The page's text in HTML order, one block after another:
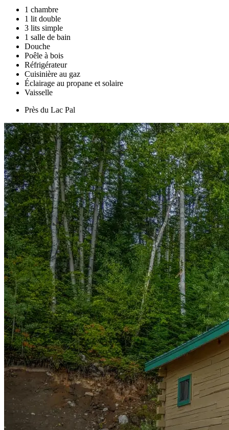
1 chambre
1 lit double
3 lits simple
1 salle de bain
Douche
Poêle à bois
Réfrigérateur
Cuisinière au gaz
Éclairage au propane et solaire
Vaisselle
Près du Lac Pal